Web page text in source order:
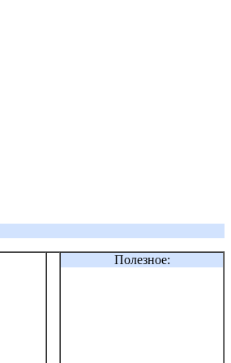
Полезное: